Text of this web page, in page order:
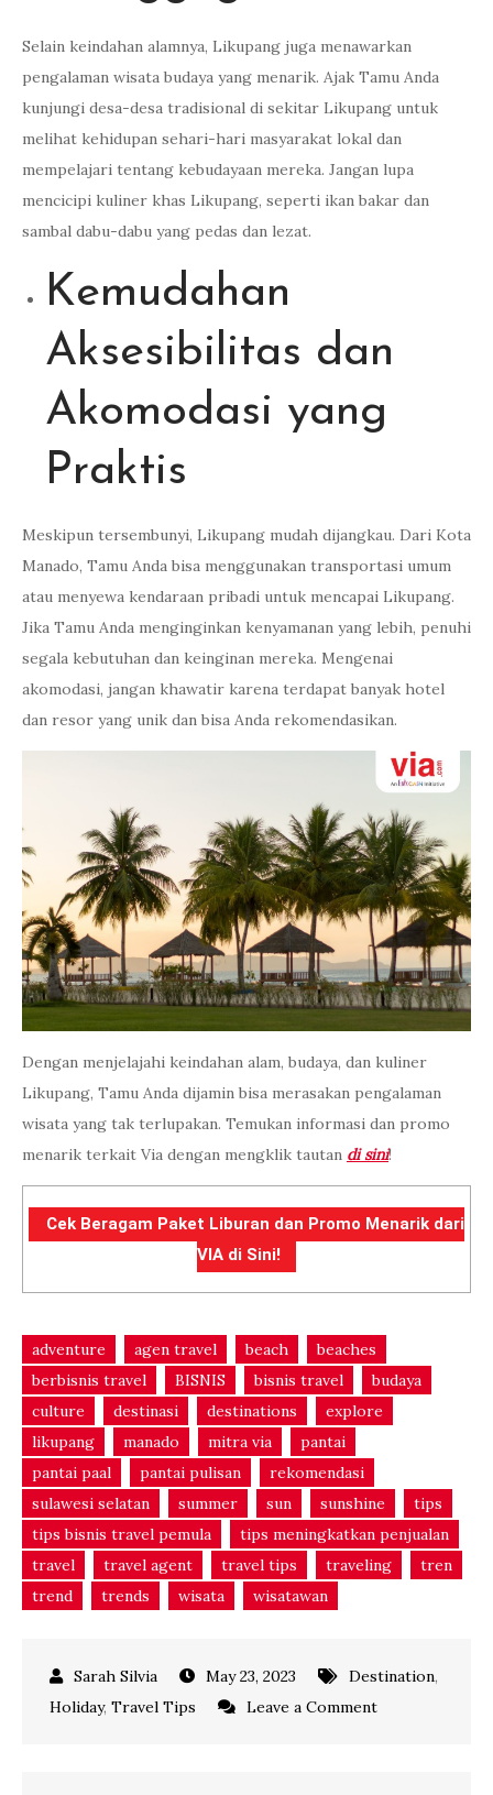
Selain keindahan alamnya, Likupang juga menawarkan
pengalaman wisata budaya yang menarik. Ajak Tamu Anda
kunjungi desa-desa tradisional di sekitar Likupang untuk
melihat kehidupan sehari-hari masyarakat lokal dan
mempelajari tentang kebudayaan mereka. Jangan lupa
mencicipi kuliner khas Likupang, seperti ikan bakar dan
sambal dabu-dabu yang pedas dan lezat.
Kemudahan
Aksesibilitas dan
Akomodasi yang
Praktis
Meskipun tersembunyi, Likupang mudah dijangkau. Dari Kota
Manado, Tamu Anda bisa menggunakan transportasi umum
atau menyewa kendaraan pribadi untuk mencapai Likupang.
Jika Tamu Anda menginginkan kenyamanan yang lebih, penuhi
segala kebutuhan dan keinginan mereka. Mengenai
akomodasi, jangan khawatir karena terdapat banyak hotel
dan resor yang unik dan bisa Anda rekomendasikan.
Dengan menjelajahi keindahan alam, budaya, dan kuliner
Likupang, Tamu Anda dijamin bisa merasakan pengalaman
wisata yang tak terlupakan. Temukan informasi dan promo
menarik terkait Via dengan mengklik tautan di sini!
Cek Beragam Paket Liburan dan Promo Menarik dari
VIA di Sini!
adventure agen travel beach
beaches
berbisnis travel
BISNIS bisnis travel
budaya
culture
destinasi destinations
explore
likupang
manado mitra via
pantai
pantai paal
pantai pulisan
rekomendasi
sulawesi selatan
summer sun sunshine
tips
tips bisnis travel pemula
tips meningkatkan penjualan
travel
travel agent travel tips traveling
tren
trend
trends wisata wisatawan
May 23, 2023 Destination,
Holiday, Travel Tips Leave a Commenton